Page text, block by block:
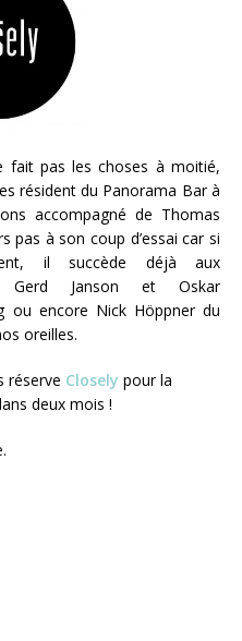
fait pas les choses à moitié,
résident du Panorama Bar à
accompagné de Thomas
pas à son coup d’essai car si
il succède déjà aux
Gerd Janson et Oskar
ou encore Nick Höppner du
oreilles.
réserve Closely pour la
deux mois !